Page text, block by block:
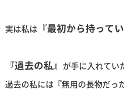
実は私は 『最初から持ってい
『過去の私』 が手に入れてい
過去の私には『無用の長物だっ